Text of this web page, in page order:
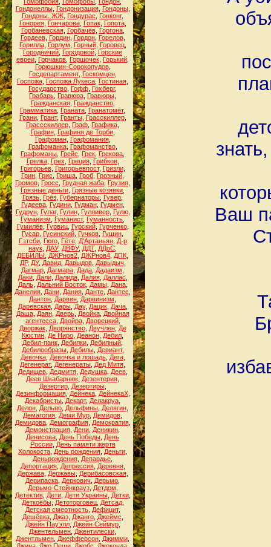
Гондонеллы, Гондонизация, Гондоны,
Гондоны. ЖЖ Гондурас Гонконг,
Гонорея, Гончарова, Гопак, Гопота,
Горбаневская, Горбачёв, Горгона,
Гордеев, Гордин, Гордон, Горелов,
Горилла, Горлум Горный, Горовец,
Городничий Городовой Горские
евреи Горчаков Горшочек Горький
Горюшкин-Сорокопудов,
Госдепартамент, Госкомцен,
Госпожа Госпожа Лукеса Гостиная
Государство Гофф Гохберг,
Грабарь Гравюра Гравюры
Гражданская, Гражданство,
Грамматика Граната Гранатомёт,
Грани, Грант, Гранты, Грасскиллер,
Грассскиллер Граф Графика
Графин, Графиня де Торби,
Графоман, Графомания,
Графоманка, Графоманство,
Графоманы Грейс Грек Грекова
Грелка, Грех Греция, Грибков,
Григорьев, Григорьевпост, Гризли,
Грин Грис Гриша Гроб Грозный
Громов Гросс Грудная жаба Грузия
Грязные деньги Грязные козявки
Грязь Грёз Губернаторы Гувер
Гудеева, Гудини, Гудман, Гудмен,
Гудрун, Гулаг, Гулин, Гулливер, Гулю,
Гуманизм
Гуманист, Гуманность
Гумилёв, Гурвиц, Гурский, Гурченко,
Гусар Гусинский Гучков Гущин
Гэтсби, Гюго, Гёте, Д'Артаньян, Д-р
наук ДАУ, ДВФУ, ДДТ, ДДоС
ДЕБИЛЫ
ДЖРнов2 ДЖРнов4 ДПК
ДР, ДУ, Давид, Давыдов, Давыдыч
Дагмар Дагмара Дада Дадаизм
Даки, Дали, Далида, Далия, Даллас
Даль, Дальний Восток, Дамы, Дана,
Данелия Дани Дания Данте Дантес
Дантон Дарвин Дарвинизм
Даревская, Дары, Дау, Дацик, Дача,
Даша, Даян, Дверь, Двойка, Двойная
агентесса, Двойра, Дворецкий,
Дворжак, Дворянство, Двучлен, Де
Кюстин Де Ниро Деанон Дебил
Дебил-панк Дебилки Дебилный
Дебилообразы, Дебилы, Девиант,
Девочка, Девочка и лошадь, Дега,
Дегенерат, Дегенераты Дед Митя
Дедищев, Дедмитя, Дедушка, Деев,
Деев Шкабарнюк Дезентерия
Дезертир, Дезертиры,
Дезинформация, Дейнека, ДейнекаХ,
Декабристы Декарт, Делакруа
Делон Дельво Дельфины Делягин
Демагогия Деми Мур Демидов
Демидова, Демография, Демократия,
Демонстрация Дени Деникин
Денисова День Победы День
России, День памяти жертв
Холокоста День рождения Деньги
Деньрождения Депардье
Депортация, Депрессия, Деревня,
Держава, Державы, Дерибасовская,
Дерипаска Деркович Дерьмо
Дерьмо-Стейнкрауз, Детдом
Детектив, Дети, Дети Украины, Детки,
Деткоёбы, Детоторговец, Детсад,
Детская смертность, Дефицит,
Дешёвка, Джаз, Джанго, Джеймс
Джейн Пауэлл, Джейн Сеймур,
Джентельмен Джентилески
Джентльмен Джефферсон Джимми
Ваш